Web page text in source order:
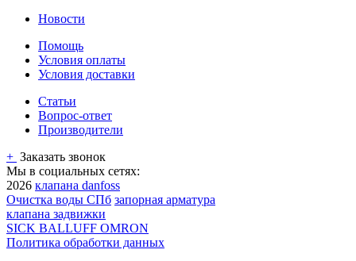
Новости
Помощь
Условия оплаты
Условия доставки
Статьи
Вопрос-ответ
Производители
+ Заказать звонок
Мы в социальных сетях:
2026 клапана danfoss
Очистка воды СПб запорная арматура
клапана задвижки
SICK BALLUFF OMRON
Политика обработки данных